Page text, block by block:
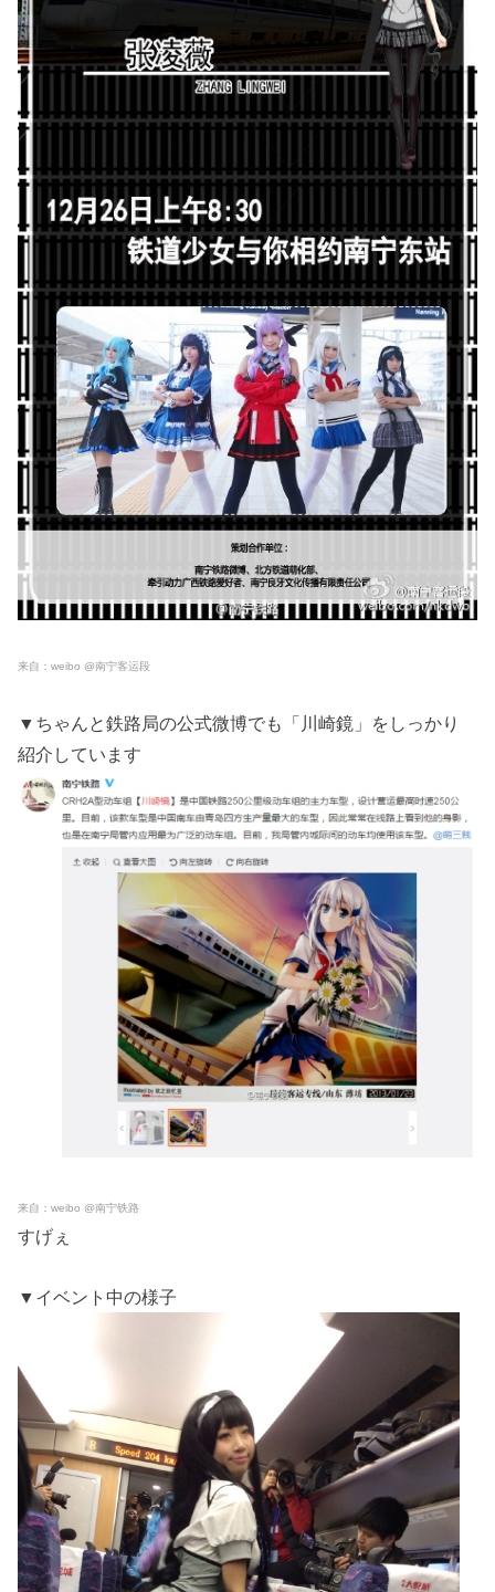
来自：weibo @南宁客运段
▼ちゃんと鉄路局の公式微博でも「川崎鏡」をしっかり
紹介しています
来自：weibo @南宁铁路
すげぇ
▼イベント中の様子